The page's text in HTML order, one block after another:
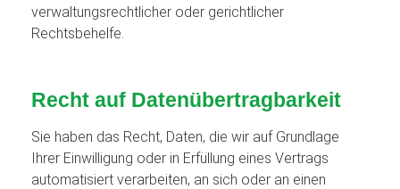
verwaltungsrechtlicher oder gerichtlicher
Rechtsbehelfe.
Recht auf Daten­übertrag­barkeit
Sie haben das Recht, Daten, die wir auf Grundlage
Ihrer Einwilligung oder in Erfüllung eines Vertrags
automatisiert verarbeiten, an sich oder an einen